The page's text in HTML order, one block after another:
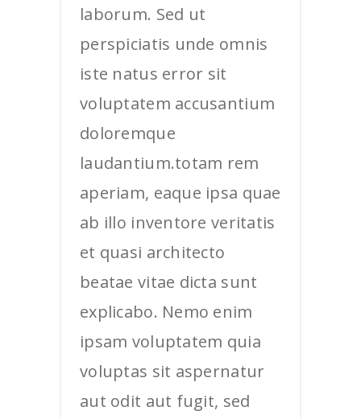
laborum. Sed ut
perspiciatis unde omnis
iste natus error sit
voluptatem accusantium
doloremque
laudantium.totam rem
aperiam, eaque ipsa quae
ab illo inventore veritatis
et quasi architecto
beatae vitae dicta sunt
explicabo. Nemo enim
ipsam voluptatem quia
voluptas sit aspernatur
aut odit aut fugit, sed